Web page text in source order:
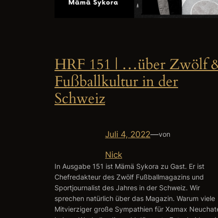
HRF 151 | …über Zwölf
Fußballkultur in der
Schweiz
Juli 4, 2022—von
Nick
In Ausgabe 151 ist Mämä Sykora zu Gast. Er ist
Chefredakteur des Zwölf Fußballmagazins und
Sportjournalist des Jahres in der Schweiz. Wir
sprechen natürlich über das Magazin. Warum viele
Mitvierziger große Sympathien für Xamax